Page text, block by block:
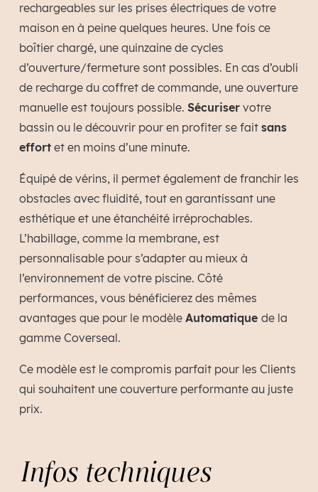
rechargeables sur les prises électriques de votre
maison en à peine quelques heures. Une fois ce
boîtier chargé, une quinzaine de cycles
d’ouverture/fermeture sont possibles. En cas d’oubli
de recharge du coffret de commande, une ouverture
manuelle est toujours possible. Sécuriservotre
bassin ou le découvrir pour en profiter se fait sans
effortet en moins d’une minute.
Équipé de vérins, il permet également de franchir les
obstacles avec fluidité, tout en garantissant une
esthétique et une étanchéité irréprochables.
L’habillage, comme la membrane, est
personnalisable pour s’adapter au mieux à
l’environnement de votre piscine. Côté
performances, vous bénéficierez des mêmes
avantages que pour le modèle Automatique de la
gamme Coverseal.
Ce modèle est le compromis parfait pour les Clients
qui souhaitent une couverture performante au juste
prix.
Infos techniques